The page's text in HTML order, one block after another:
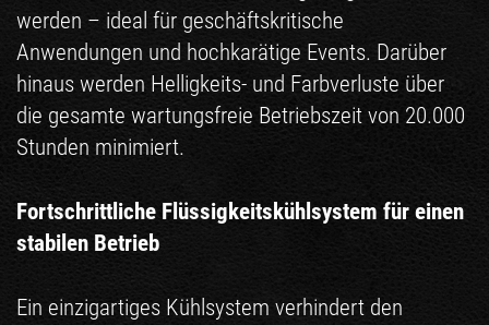
werden – ideal für geschäftskritische
Anwendungen und hochkarätige Events. Darüber
hinaus werden Helligkeits- und Farbverluste über
die gesamte wartungsfreie Betriebszeit von 20.000
Stunden minimiert.
Fortschrittliche Flüssigkeitskühlsystem für einen
stabilen Betrieb
Ein einzigartiges Kühlsystem verhindert den